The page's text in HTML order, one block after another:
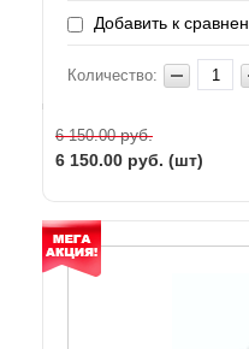
Добавить к
Количество:
6 150.00руб.
6 150.00 руб. (шт)